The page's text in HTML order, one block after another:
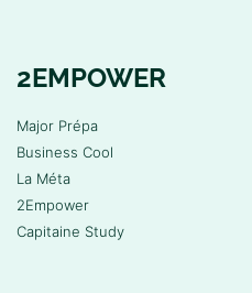
2EMPOWER
Major Prépa
Business Cool
La Méta
2Empower
Capitaine Study